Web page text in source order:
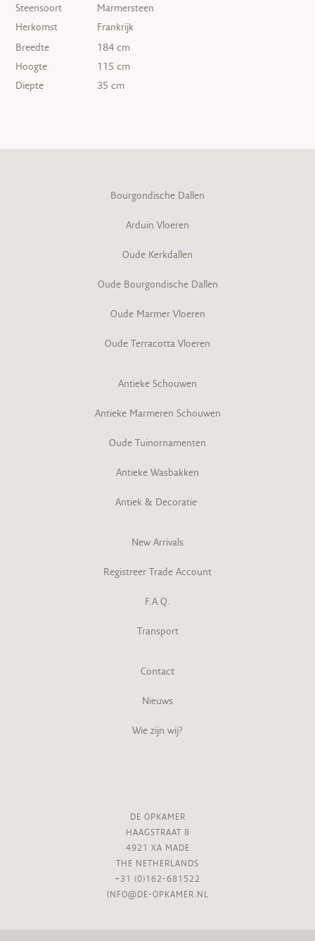
Steensoort
Marmersteen
Herkomst
Frankrijk
Breedte
184 cm
Hoogte
115 cm
Diepte
35 cm
Bourgondische Dallen
Arduin Vloeren
Oude Kerkdallen
Oude Bourgondische Dallen
Oude Marmer Vloeren
Oude Terracotta Vloeren
Antieke Schouwen
Antieke Marmeren Schouwen
Oude Tuinornamenten
Antieke Wasbakken
Antiek & Decoratie
New Arrivals
Registreer Trade Account
F.A.Q.
Transport
Contact
Nieuws
Wie zijn wij?
DE OPKAMER
HAAGSTRAAT 8
4921 XA MADE
THE NETHERLANDS
+31 (0)162-681522
INFO@DE-OPKAMER.NL